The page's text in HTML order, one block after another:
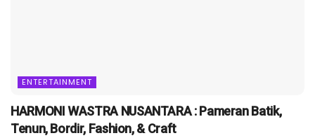
ENTERTAINMENT
HARMONI WASTRA NUSANTARA : Pameran Batik,
Tenun, Bordir, Fashion, & Craft